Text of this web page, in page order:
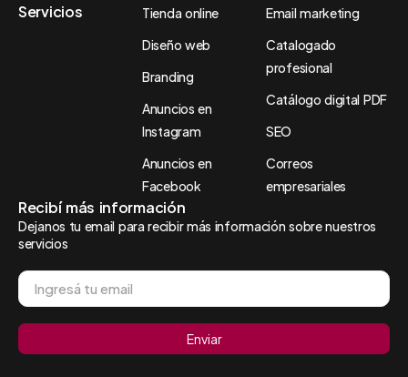
Servicios
Tienda online
Diseño web
Branding
Anuncios en
Instagram
Anuncios en
Facebook
Email marketing
Catalogado
profesional
Catálogo digital PDF
SEO
Correos
empresariales
Recibí más información
Dejanos tu email para recibir más información sobre nuestros
servicios
Enviar